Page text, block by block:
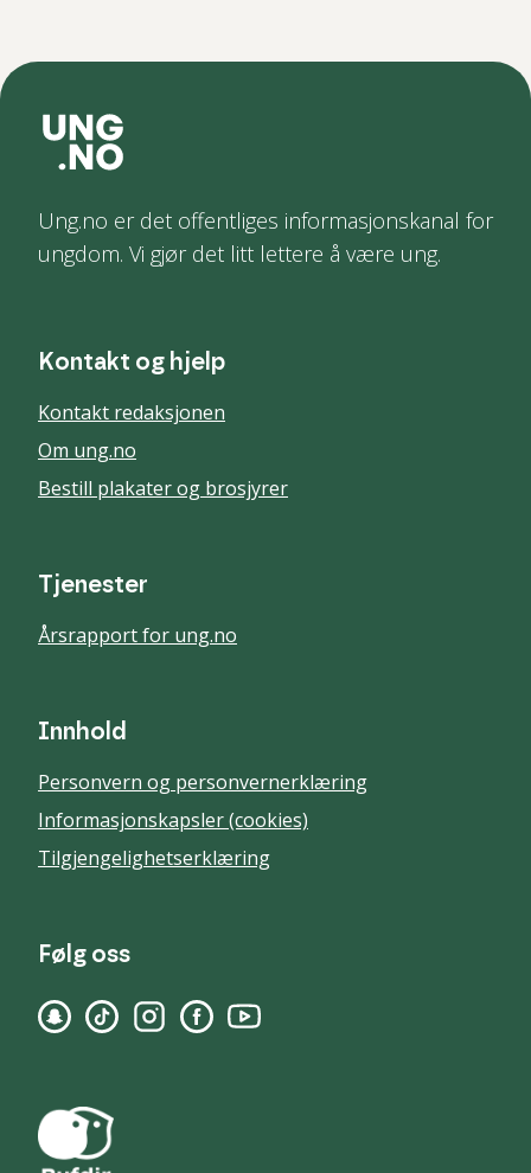
Ung.no er det offentliges informasjonskanal for
ungdom. Vi gjør det litt lettere å være ung.
Kontakt og hjelp
Kontakt redaksjonen
Om ung.no
Bestill plakater og brosjyrer
Tjenester
Årsrapport for ung.no
Innhold
Personvern og personvernerklæring
Informasjonskapsler (cookies)
Tilgjengelighetserklæring
Følg oss